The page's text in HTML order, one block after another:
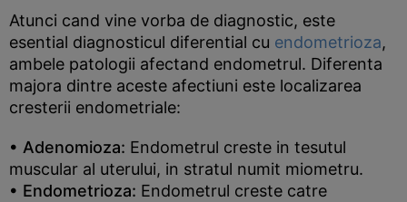
Atunci cand vine vorba de diagnostic, este
esential diagnosticul diferential cu endometrioza,
ambele patologii afectand endometrul. Diferenta
majora dintre aceste afectiuni este localizarea
cresterii endometriale:
• Adenomioza: Endometrul creste in tesutul
muscular al uterului, in stratul numit miometru.
• Endometrioza: Endometrul creste catre